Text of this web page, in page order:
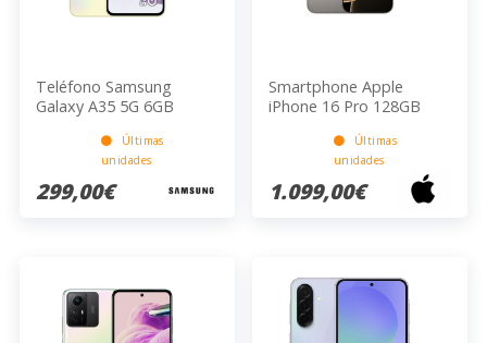
Teléfono Samsung
Galaxy A35 5G 6GB
25W 16.76cmÚltimas
unidades
299,00€
Smartphone Apple
iPhone 16 Pro 128GB
Últimas
unidades
1.099,00€